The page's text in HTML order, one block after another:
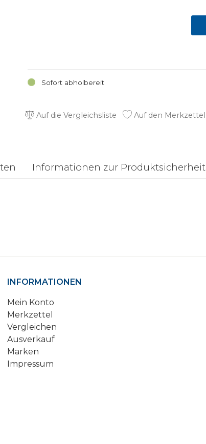
Sofort abholbereit
Auf die Vergleichsliste Auf den Merkzettel
Informationen zur Produktsicherheit
INFORMATIONEN
Mein Konto
Merkzettel
Vergleichen
Ausverkauf
Marken
Impressum